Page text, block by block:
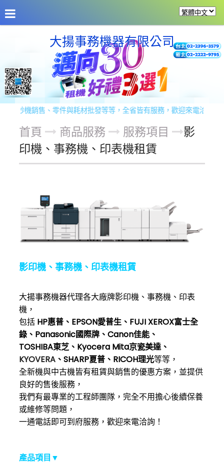
大揚事務機器有限公司
驗鈔機銷售、零件與耗材批發等等，全省皆有服務，歡迎來電洽詢
首頁 商品服務 服務項目
影
印機、事務機、印表機租賃
影印機、事務機、印表機租賃
大揚事務機器代理各大廠牌影印機、事務機、印表
機，
包括 HP惠普、EPSON愛普生、FUJI XEROX富士全
錄、Panasonic國際牌、Canon佳能、
TOSHIBA東芝、Kyocera Mita京瓷美達、
KYOVERA 、SHARP夏普、RICOH理光等等，
全新機與中古機皆有租賃與銷售的優惠方案，並提供
良好的售後服務，
我們有最專業的工程師團隊，完全不用擔心後續保養
或維修等問題，
一通電話即可到府服務，歡迎來電洽詢！
產品項目 ▼